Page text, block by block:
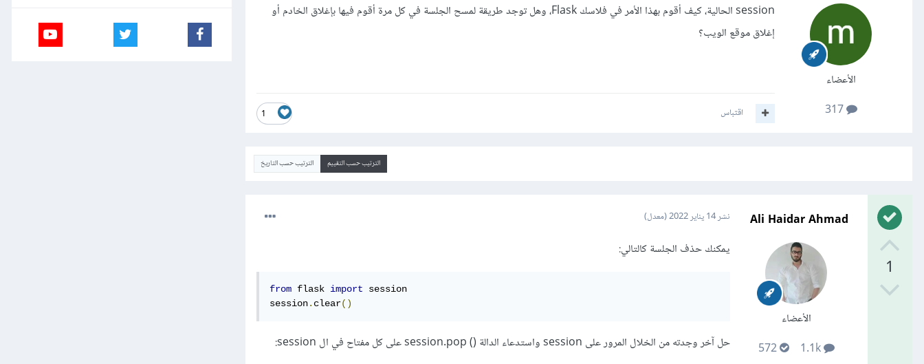
الأعضاء
317
session الحالية، كيف أقوم بهذا الأمر في فلاسك Flask، وهل توجد طريقة لمسح الجلسة في كل مرة أقوم فيها بإغلاق الخادم أو
إغلاق موقع الويب؟
1 اقتباس
الترتيب حسب التقييم الترتيب حسب التاريخ
1
Ali Haidar Ahmad
الأعضاء
1.1k
572
نشر14 يناير 2022 (معدل)
يمكنك حذف الجلسة كالتالي:
from flask import session
session. clear()
حل آخر وجدته من الخلال المرور على session واستدعاء الدالة () session.pop على كل مفتاح في ال session: